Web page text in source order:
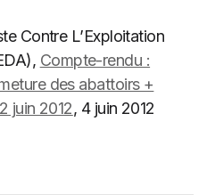
Contre L’Exploitation
Compte-rendu :
des abattoirs +
juin 2012, 4 juin 2012